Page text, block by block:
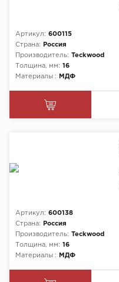
Артикул: 600115
Страна:
Россия
Производитель: Teckwood
Толщина, мм: 16
Материалы :
МДФ
Артикул: 600138
Страна:
Россия
Производитель: Teckwood
Толщина, мм: 16
Материалы :
МДФ